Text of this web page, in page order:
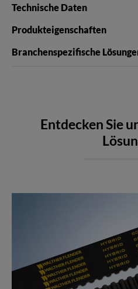
Technische Daten
Produkteigenschaften
Branchenspezifische
Entdecken Sie